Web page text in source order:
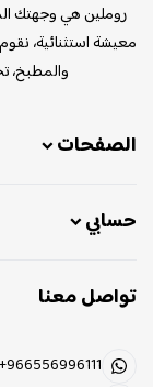
روملين هي وجهتك
معيشة استثنائية،
والمطبخ،
الصفحات
حسابي
تواصل معنا
+966556996111